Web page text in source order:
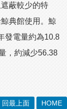
蔽較少的特
典館使用。鯨
發電量約為10.8
，約減少56.38
回最上面 HOME